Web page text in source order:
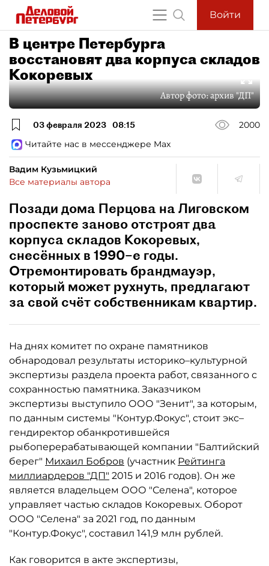
Войти
В центре Петербурга
восстановят два корпуса складов
Кокоревых
Автор фото:архив "ДП"
03 февраля 2023 08:15
2000
Читайте нас в мессенджере Max
Вадим Кузьмицкий
Все материалы автора
Позади дома Перцова на Лиговском
проспекте заново отстроят два
корпуса складов Кокоревых,
снесённых в 1990–е годы.
Отремонтировать брандмауэр,
который может рухнуть, предлагают
за свой счёт собственникам квартир.
На днях комитет по охране памятников
обнародовал результаты историко–культурной
экспертизы раздела проекта работ, связанного с
сохранностью памятника. Заказчиком
экспертизы выступило ООО "Зенит", за которым,
по данным системы "Контур.Фокус", стоит экс–
гендиректор обанкротившейся
рыбоперерабатывающей компании "Балтийский
берег" Михаил Бобров (участник Рейтинга
миллиардеров "ДП" 2015 и 2016 годов). Он же
является владельцем ООО "Селена", которое
управляет частью складов Кокоревых. Оборот
ООО "Селена" за 2021 год, по данным
"Контур.Фокус", составил 141,9 млн рублей.
Как говорится в акте экспертизы,